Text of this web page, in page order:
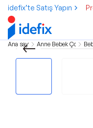
idefix’te Satış Yapın
Ana sayfa Anne Bebek Çocuk